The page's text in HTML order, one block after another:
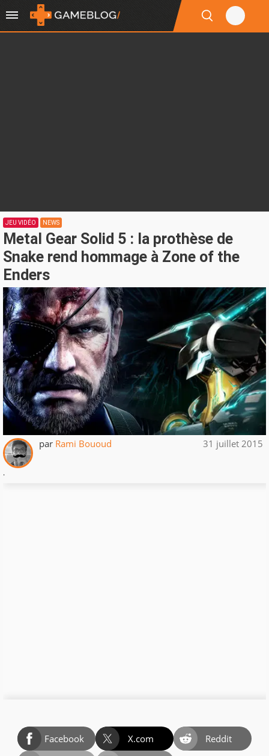
JEU VIDÉO NEWS
Metal Gear Solid 5 : la prothèse de
Snake rend hommage à Zone of the
Enders
par Rami Bououd 31 juillet 2015
.
Facebook X.com
Reddit